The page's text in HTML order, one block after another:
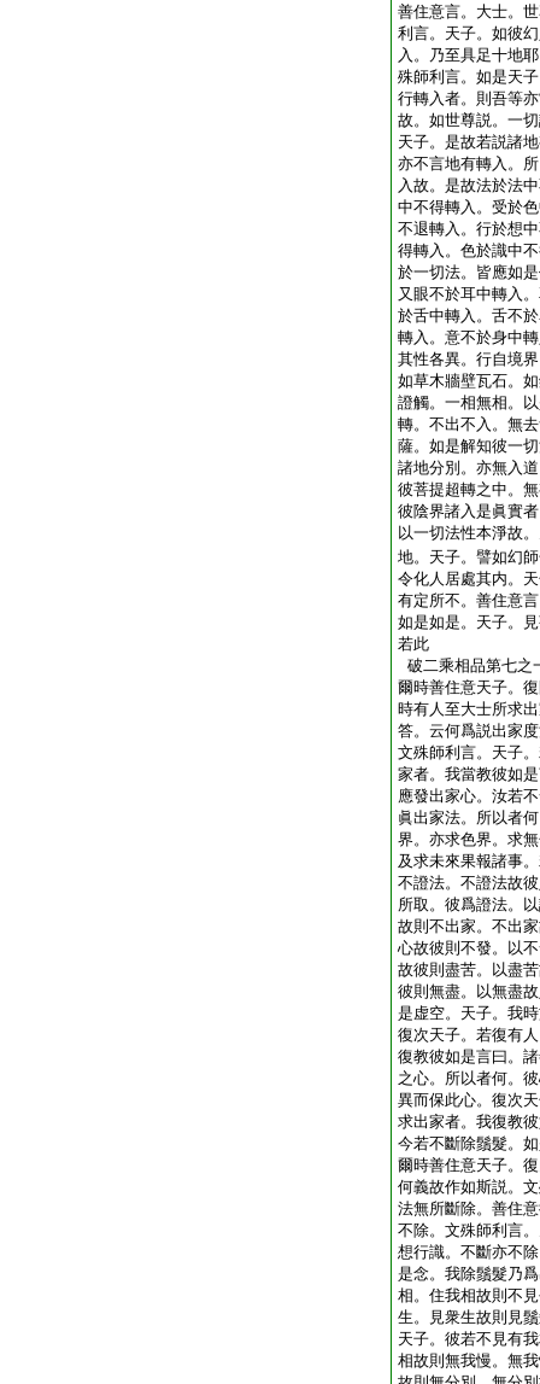
善住意言。大士。
利言。天子。如彼
入。乃至具足十地
殊師利言。如是天
行轉入者。則吾等
故。如世尊説。一
天子。是故若説諸
亦不言地有轉入。
入故。是故法於法
中不得轉入。受於
不退轉入。行於想
得轉入。色於識中
於一切法。皆應如
又眼不於耳中轉入
於舌中轉入。舌不
轉入。意不於身中
其性各異。行自境
如草木牆壁瓦石。
證觸。一相無相。
轉。不出不入。無
薩。如是解知彼一
諸地分別。亦無入
彼菩提超轉之中。
彼陰界諸入是眞實
以一切法性本淨故
地。天子。譬如幻
令化人居處其内。
有定所不。善住意
如是如是。天子。
若此
破二乘相品第七之
爾時善住意天子。
時有人至大士所求
答。云何爲説出家
文殊師利言。天子
家者。我當教彼如
應發出家心。汝若
眞出家法。所以者
界。亦求色界。求
及求未來果報諸事
不證法。不證法故
所取。彼爲證法。
故則不出家。不出
心故彼則不發。以
故彼則盡苦。以盡
彼則無盡。以無盡
是虚空。天子。我
復次天子。若復有
復教彼如是言曰。
之心。所以者何。
異而保此心。復次
求出家者。我復教
今若不斷除鬚髮。
爾時善住意天子。
何義故作如斯説。
法無所斷除。善住
不除。文殊師利言
想行識。不斷亦不
是念。我除鬚髮乃
相。住我相故則不
生。見衆生故則見
天子。彼若不見有
相故則無我慢。無